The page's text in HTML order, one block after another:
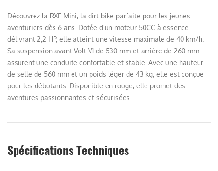
Découvrez la RXF Mini, la dirt bike parfaite pour les jeunes
aventuriers dès 6 ans. Dotée d'un moteur 50CC à essence
délivrant 2,2 HP, elle atteint une vitesse maximale de 40 km/h.
Sa suspension avant Volt V1 de 530 mm et arrière de 260 mm
assurent une conduite confortable et stable. Avec une hauteur
de selle de 560 mm et un poids léger de 43 kg, elle est conçue
pour les débutants. Disponible en rouge, elle promet des
aventures passionnantes et sécurisées.
Spécifications Techniques